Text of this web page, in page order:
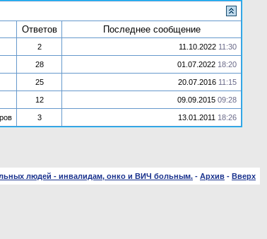
Ответов Последнее сообщение
2 11.10.2022 11:30
28 01.07.2022 18:20
25 20.07.2016 11:15
12 09.09.2015 09:28
3 13.01.2011 18:26
людей - инвалидам, онко и ВИЧ больным. - Архив - Вверх